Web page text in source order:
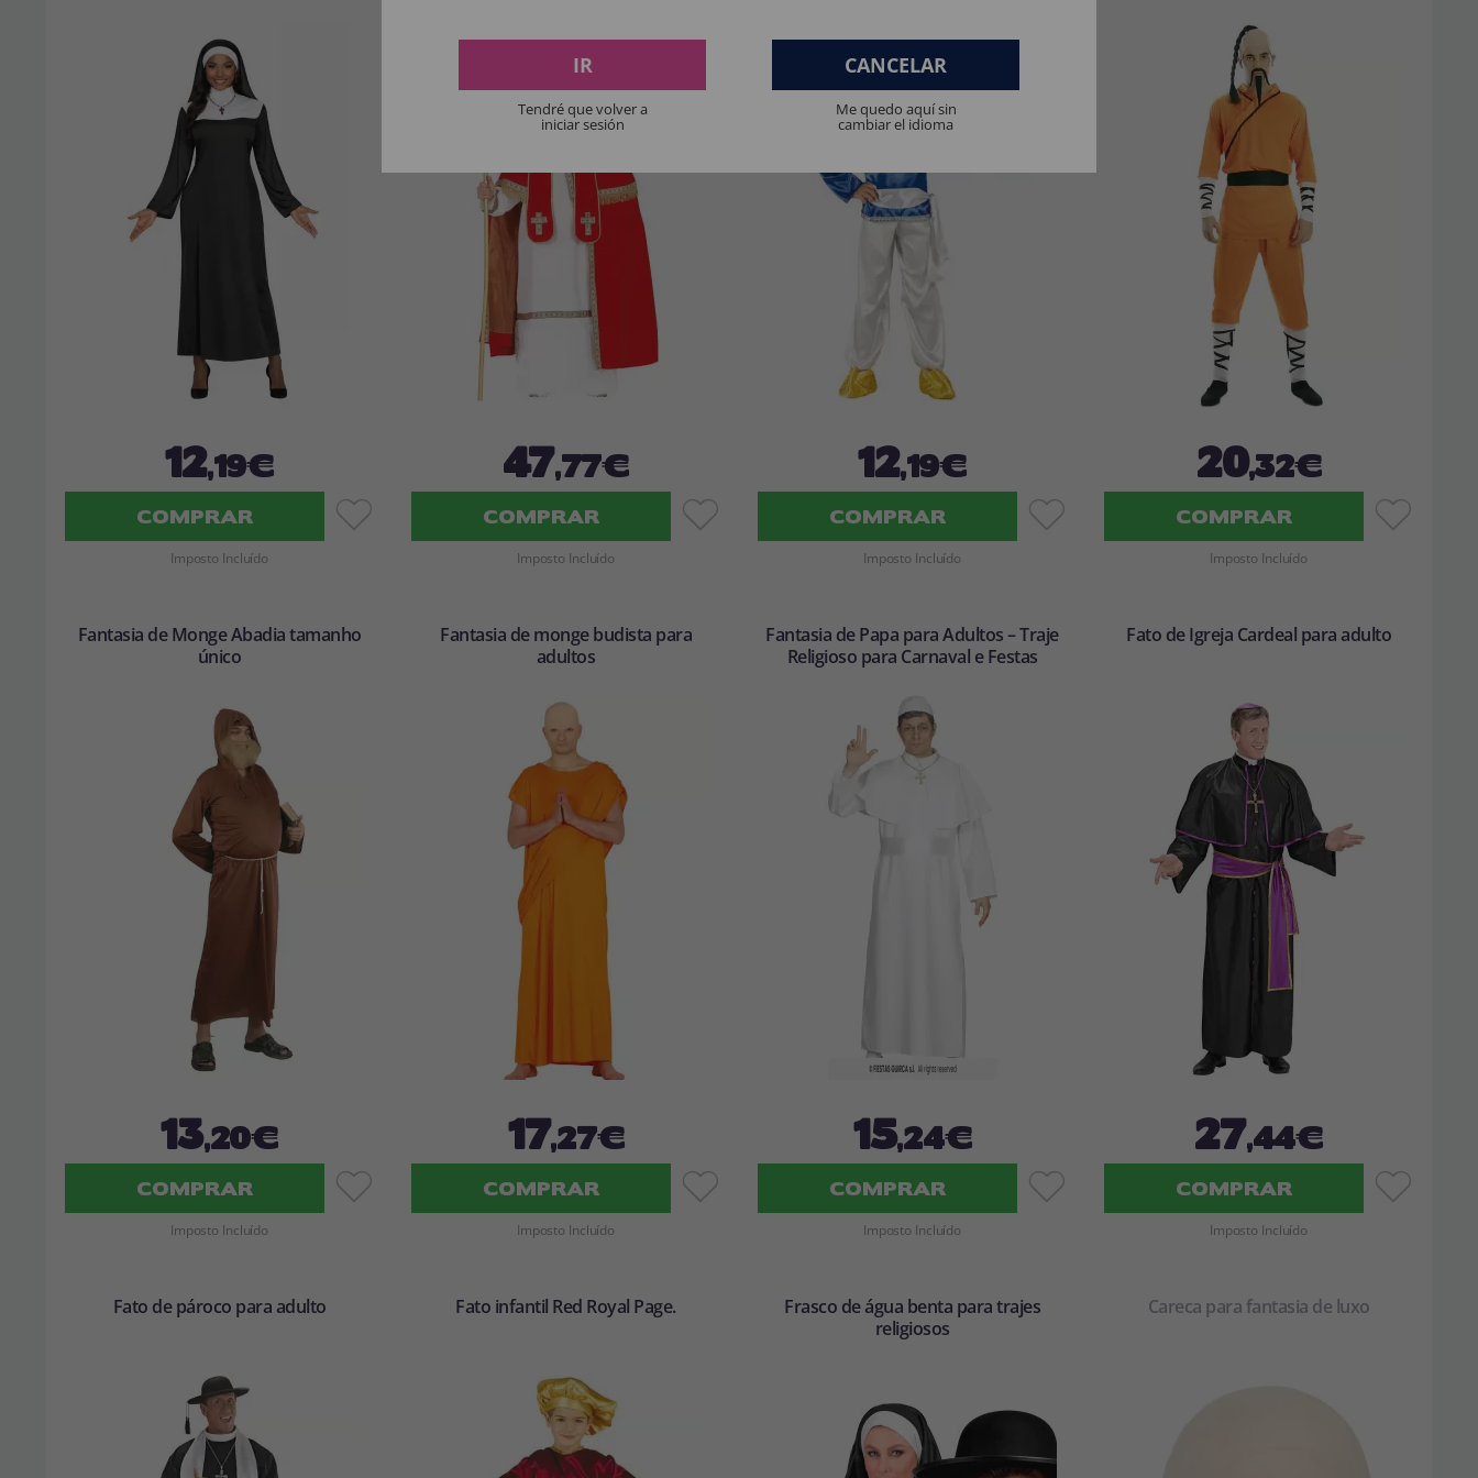
12,19€
COMPRAR
Imposto Incluído
47,77€
COMPRAR
Imposto Incluído
12,19€
COMPRAR
Imposto Incluído
20,32€
COMPRAR
Imposto Incluído
Fantasia de Monge Abadia tamanho
único
13,20€
COMPRAR
Imposto Incluído
Fantasia de monge budista para
adultos
17,27€
COMPRAR
Imposto Incluído
Fantasia de Papa para Adultos – Traje
Religioso para Carnaval e Festas
15,24€
COMPRAR
Imposto Incluído
Fato de Igreja Cardeal para adulto
27,44€
COMPRAR
Imposto Incluído
Fato de pároco para adulto Fato infantil Red Royal Page.
Frasco de água benta para trajes
religiosos
Careca para fantasia de luxo
IR
Tendré que volver a
iniciar sesión
CANCELAR
Me quedo aquí sin
cambiar el idioma